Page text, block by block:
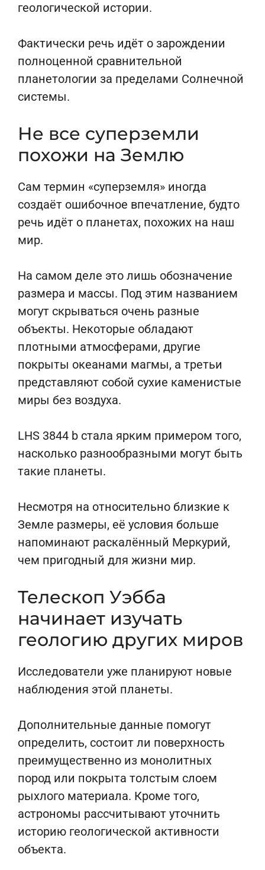
геологической истории.
Фактически речь идёт о зарождении
полноценной сравнительной
планетологии за пределами Солнечной
системы.
Не все суперземли
похожи на Землю
Сам термин «суперземля» иногда
создаёт ошибочное впечатление, будто
речь идёт о планетах, похожих на наш
мир.
На самом деле это лишь обозначение
размера и массы. Под этим названием
могут скрываться очень разные
объекты. Некоторые обладают
плотными атмосферами, другие
покрыты океанами магмы, а третьи
представляют собой сухие каменистые
миры без воздуха.
LHS 3844 b стала ярким примером того,
насколько разнообразными могут быть
такие планеты.
Несмотря на относительно близкие к
Земле размеры, её условия больше
напоминают раскалённый Меркурий,
чем пригодный для жизни мир.
Телескоп Уэбба
начинает изучать
геологию других миров
Исследователи уже планируют новые
наблюдения этой планеты.
Дополнительные данные помогут
определить, состоит ли поверхность
преимущественно из монолитных
пород или покрыта толстым слоем
рыхлого материала. Кроме того,
астрономы рассчитывают уточнить
историю геологической активности
объекта.